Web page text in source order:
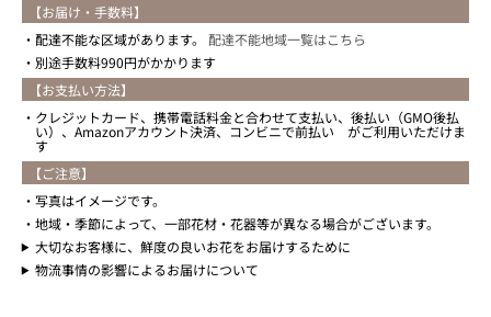
【お届け・手数料】
配達不能な区域があります。 配達不能地域一覧はこちら
別途手数料990円がかかります
【お支払い方法】
クレジットカード、携帯電話料金と合わせて支払い、後払い（GMO後払
い）、Amazonアカウント決済、コンビニで前払い がご利用いただけま
す
【ご注意】
写真はイメージです。
地域・季節によって、一部花材・花器等が異なる場合がございます。
大切なお客様に、鮮度の良いお花をお届けするために
物流事情の影響によるお届けについて